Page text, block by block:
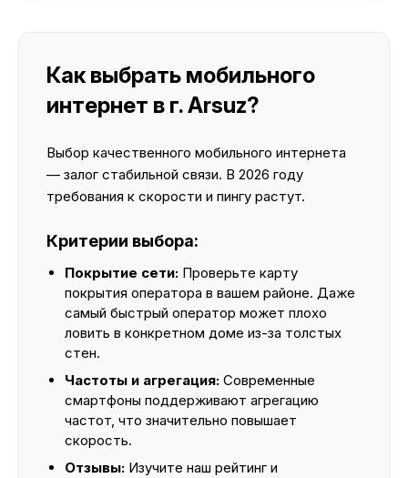
Как выбрать мобильного
интернет в г. Arsuz?
Выбор качественного мобильного интернета
— залог стабильной связи. В 2026 году
требования к скорости и пингу растут.
Критерии выбора:
Покрытие сети: Проверьте карту
покрытия оператора в вашем районе. Даже
самый быстрый оператор может плохо
ловить в конкретном доме из-за толстых
стен.
Частоты и агрегация: Современные
смартфоны поддерживают агрегацию
частот, что значительно повышает
скорость.
Отзывы: Изучите наш рейтинг и